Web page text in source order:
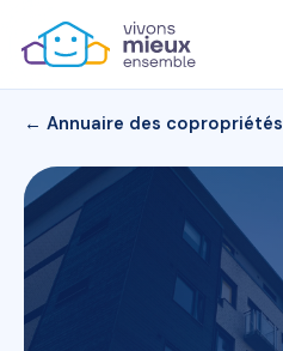
← Annuaire des copropriétés